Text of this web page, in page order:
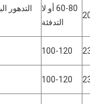
60-80 أو لا
التدفئة
التدهور
100-120
100-120